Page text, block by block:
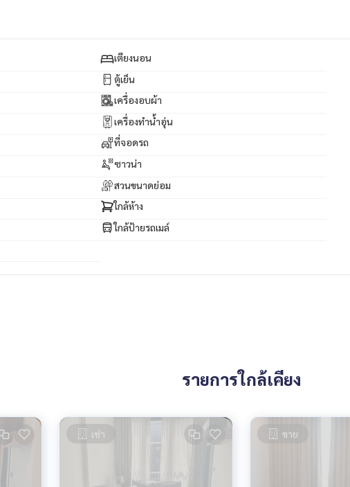
เตียงนอน
ตู้เย็น
เครื่องอบผ้า
เครื่องทำน้ำอุ่น
ที่จอดรถ
ซาวน่า
สวนขนาดย่อม
ใกล้ห้าง
ใกล้ป้ายรถเมล์
รายการใกล้เคียง
เช่า ขาย